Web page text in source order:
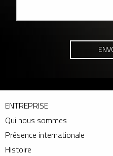
ENTREPRISE
Qui nous sommes
Présence internationale
Histoire